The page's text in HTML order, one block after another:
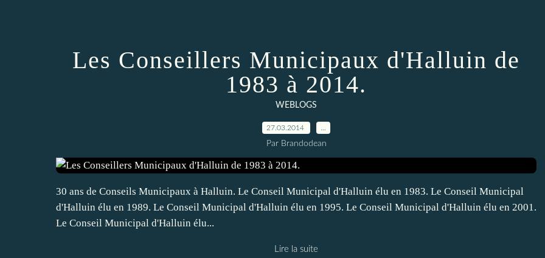
Les Conseillers Municipaux d'Halluin de
1983 à 2014.
WEBLOGS
27.03.2014
Par Brandodean
30 ans de Conseils Municipaux à Halluin. Le Conseil Municipal d'Halluin élu en 1983. Le Conseil Municipal
d'Halluin élu en 1989. Le Conseil Municipal d'Halluin élu en 1995. Le Conseil Municipal d'Halluin élu en 2001.
Le Conseil Municipal d'Halluin élu...
Lire la suite